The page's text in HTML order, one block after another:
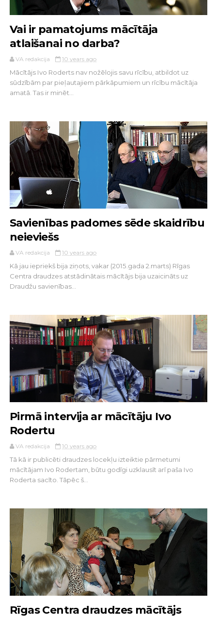
Vai ir pamatojums mācītāja
atlaišanai no darba?
VA redakcija 10 years ago
Mācītājs Ivo Roderts nav nožēlojis savu rīcību, atbildot uz
sūdzībām par pieļautajiem pārkāpumiem un rīcību mācītāja
amatā. Tas ir minēt...
Savienības padomes sēde skaidrību
neieviešs
VA redakcija 10 years ago
Kā jau iepriekš bija ziņots, vakar (2015.gada 2.marts) Rīgas
Centra draudzes atstādinātais mācītājs bija uzaicināts uz
Draudžu savienības...
Pirmā intervija ar mācītāju Ivo
Rodertu
VA redakcija 10 years ago
Tā kā ir publicēti draudzes locekļu izteiktie pārmetumi
mācītājam Ivo Rodertam, būtu godīgi uzklausīt arī paša Ivo
Roderta sacīto. Tāpēc š...
Rīgas Centra draudzes mācītājs